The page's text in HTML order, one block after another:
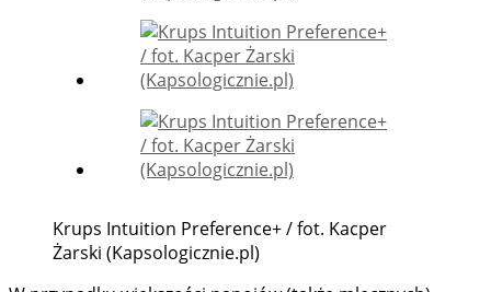
Krups Intuition Preference+ / fot. Kacper
Żarski (Kapsologicznie.pl)